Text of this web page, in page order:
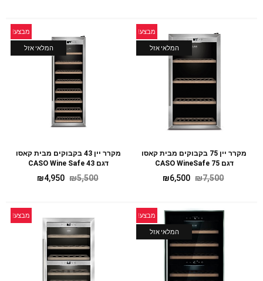
מבצע!
המלאי אזל
מקרר יין 43 בקבוקים מבית קאסו
דגם CASO Wine Safe 43
₪5,500
₪4,950
מבצע!
המלאי אזל
מקרר יין 75 בקבוקים מבית קאסו
דגם CASO WineSafe 75
₪7,500
₪6,500
מבצע!
מבצע!
המלאי אזל